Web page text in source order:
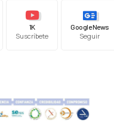
1K
Suscríbete
Google News
Seguir